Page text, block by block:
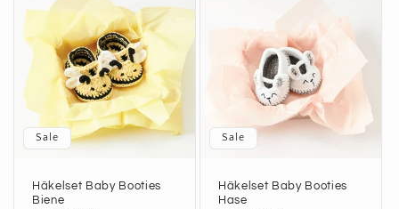
Sale
Häkelset Baby Booties
Biene
Sale
Häkelset Baby Booties
Hase